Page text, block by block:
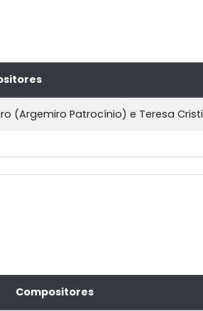
(Argemiro Patrocínio) e Teresa
Compositores